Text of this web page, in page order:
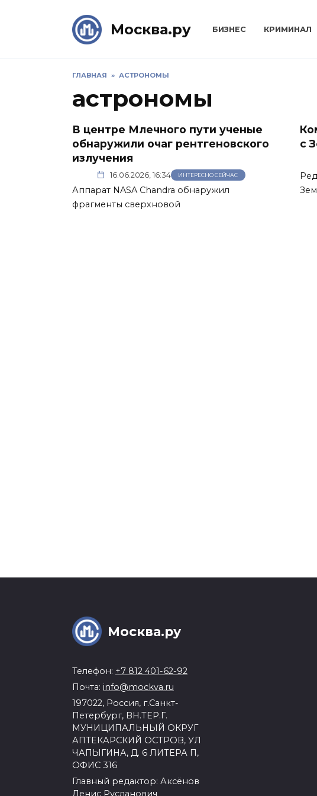
Москва.ру БИЗНЕС КРИМИНАЛ
ГЛАВНАЯ » АСТРОНОМЫ
астрономы
В центре Млечного пути ученые
обнаружили очаг рентгеновского
излучения
16.06.2026, 16:34 ИНТЕРЕСНО СЕЙЧАС
Аппарат NASA Chandra обнаружил
фрагменты сверхновой
с
Москва.ру
Телефон: +7 812 401-62-92
Почта: info@mockva.ru
197022, Россия, г.Санкт-
Петербург, ВН.ТЕР.Г.
МУНИЦИПАЛЬНЫЙ ОКРУГ
АПТЕКАРСКИЙ ОСТРОВ, УЛ
ЧАПЫГИНА, Д. 6 ЛИТЕРА П,
ОФИС 316
Главный редактор: Аксёнов
Денис Русланович